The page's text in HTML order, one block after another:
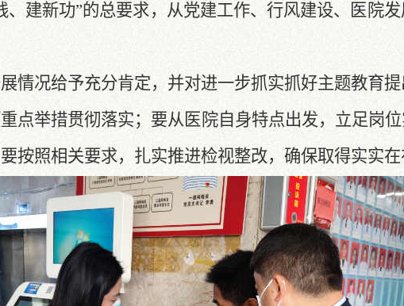
建新功”的总要求，从党建工作、行风建设、医院
情况给予充分肯定，并对进一步抓实抓好主题教育
点举措贯彻落实；要从医院自身特点出发，立足岗
按照相关要求，扎实推进检视整改，确保取得实实在